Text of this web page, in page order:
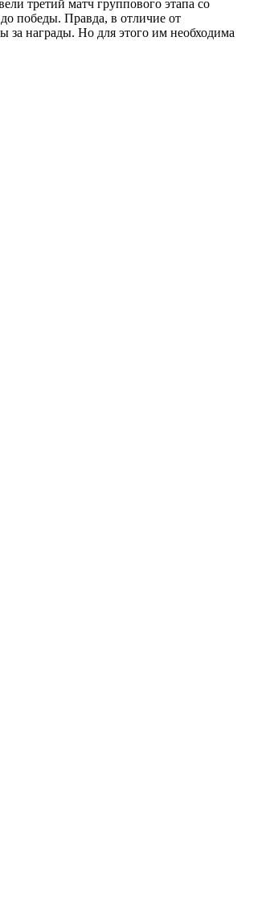
третий матч группового этапа со
победы. Правда, в отличие от
награды. Но для этого им необходима